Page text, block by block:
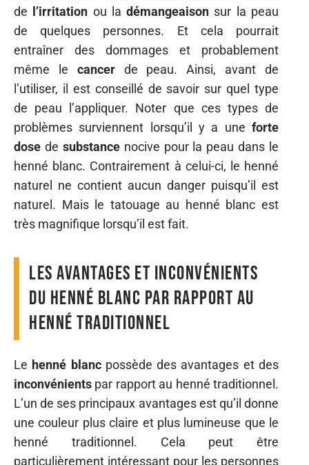
de l’irritation ou ladémangeaison sur la peau
de quelques personnes. Et cela pourrait
entraîner des dommages et probablement
même le cancerde peau. Ainsi, avant de
l’utiliser, il est conseillé de savoir sur quel type
de peau l’appliquer. Noter que ces types de
problèmes surviennent lorsqu’il y a une forte
dose de substancenocive pour la peau dans le
henné blanc. Contrairement à celui-ci, le henné
naturel ne contient aucun danger puisqu’il est
naturel. Mais le tatouage au henné blanc est
très magnifique lorsqu’il est fait.
Les avantages et inconvénients
du henné blanc par rapport au
henné traditionnel
Le henné blancpossède des avantages et des
inconvénients par rapport au henné traditionnel.
L’un de ses principaux avantages est qu’il donne
une couleur plus claire et plus lumineuse que le
henné traditionnel. Cela peut être
particulièrement intéressant pour les personnes